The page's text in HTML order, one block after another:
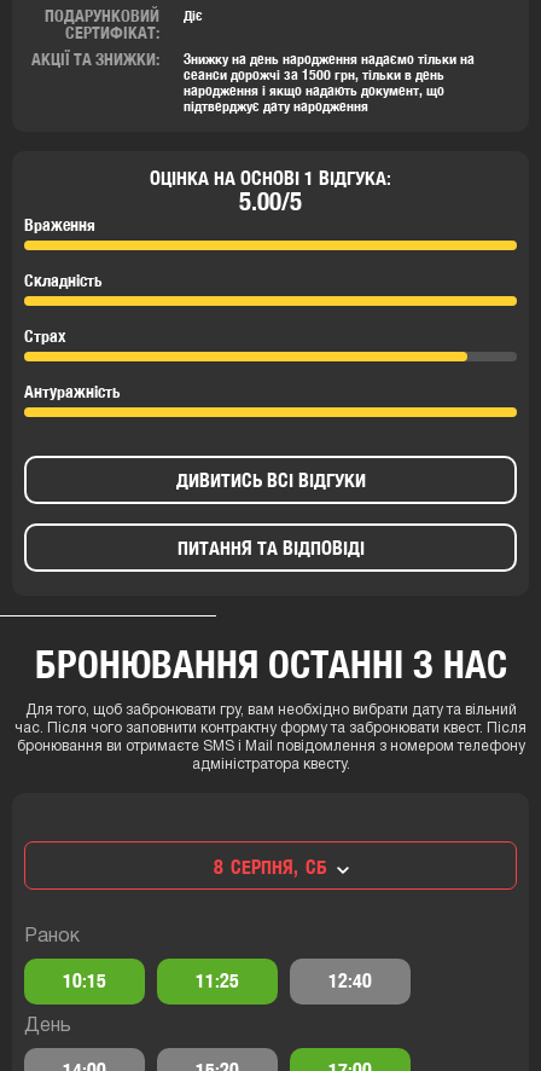
ПОДАРУНКОВИЙ
СЕРТИФІКАТ:
Діє
АКЦІЇ ТА ЗНИЖКИ:
Знижку на день народження надаємо тільки на
сеанси дорожчі за 1500 грн, тільки в день
народження і якщо надають документ, що
підтверджує дату народження
ОЦІНКА НА ОСНОВІ 1 ВІДГУКА:
5.00/5
Враження
Складність
Страх
Антуражність
ДИВИТИСЬ ВСІ ВІДГУКИ
ПИТАННЯ ТА ВІДПОВІДІ
БРОНЮВАННЯ ОСТАННІ З НАС
Для того, щоб забронювати гру, вам необхідно вибрати дату та вільний
час. Після чого заповнити контрактну форму та забронювати квест. Після
бронювання ви отримаєте SMS і Mail повідомлення з номером телефону
адміністратора квесту.
8 СЕРПНЯ, СБ
Ранок
10:15 11:25 12:40
День